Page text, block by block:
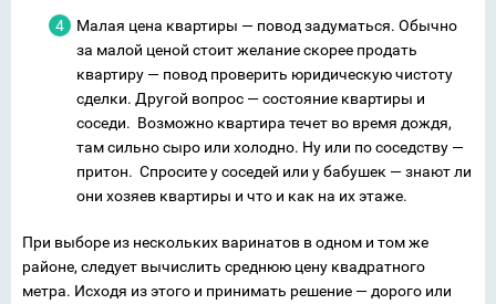
Малая цена квартиры — повод задуматься. Обычно
за малой ценой стоит желание скорее продать
квартиру — повод проверить юридическую чистоту
сделки. Другой вопрос — состояние квартиры и
соседи. Возможно квартира течет во время дождя,
там сильно сыро или холодно. Ну или по соседству —
притон. Спросите у соседей или у бабушек — знают ли
они хозяев квартиры и что и как на их этаже.
При выборе из нескольких варинатов в одном и том же
районе, следует вычислить среднюю цену квадратного
метра. Исходя из этого и принимать решение — дорого или